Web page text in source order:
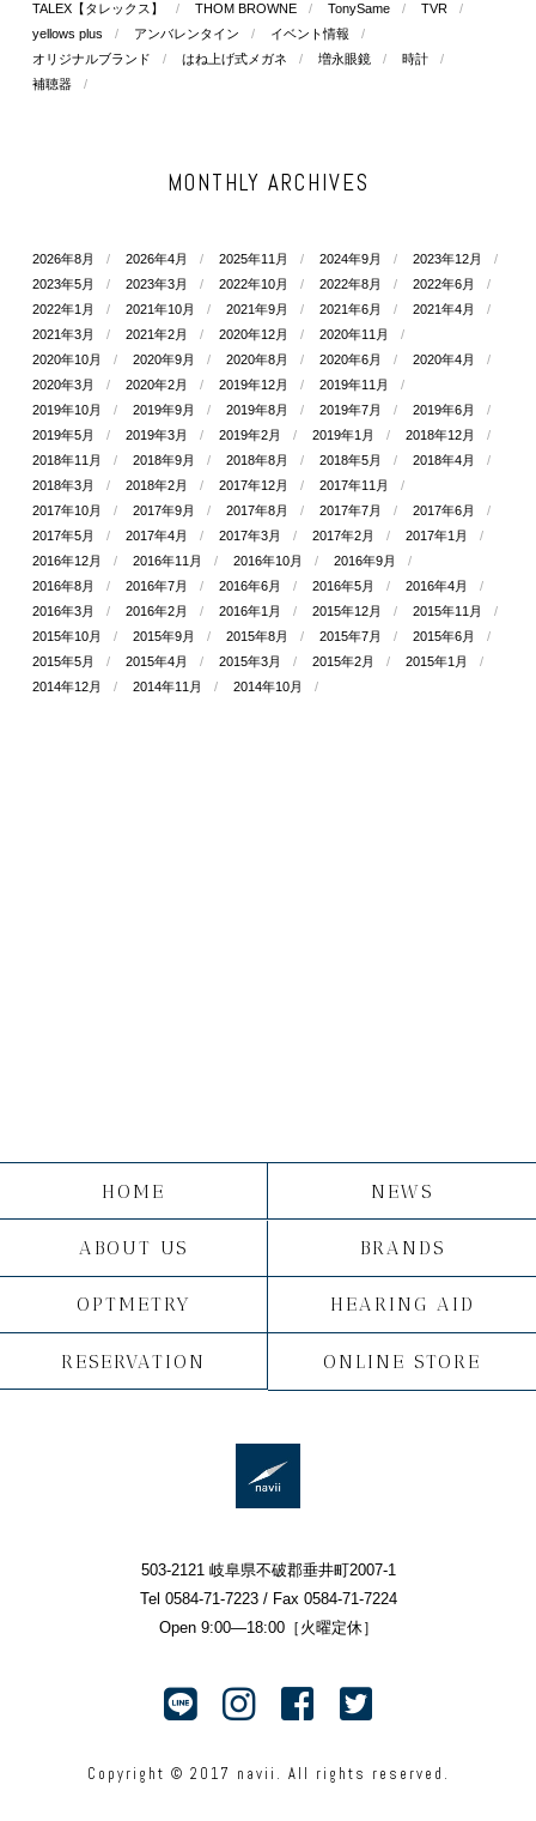
TALEX【タレックス】
THOM BROWNE TonySame
TVR
yellows plus
アンバレンタイン
イベント情報
オリジナルブランド
はね上げ式メガネ 増永眼鏡
時計
補聴器
MONTHLY ARCHIVES
2026年8月 2026年4月 2025年11月 2024年9月
2023年12月
2023年5月
2023年3月 2022年10月 2022年8月
2022年6月
2022年1月
2021年10月 2021年9月 2021年6月
2021年4月
2021年3月
2021年2月 2020年12月
2020年11月
2020年10月
2020年9月 2020年8月 2020年6月
2020年4月
2020年3月
2020年2月 2019年12月
2019年11月
2019年10月
2019年9月 2019年8月 2019年7月
2019年6月
2019年5月
2019年3月 2019年2月 2019年1月
2018年12月
2018年11月
2018年9月 2018年8月 2018年5月
2018年4月
2018年3月
2018年2月 2017年12月
2017年11月
2017年10月
2017年9月 2017年8月 2017年7月
2017年6月
2017年5月
2017年4月 2017年3月 2017年2月
2017年1月
2016年12月
2016年11月 2016年10月
2016年9月
2016年8月
2016年7月 2016年6月 2016年5月
2016年4月
2016年3月
2016年2月 2016年1月 2015年12月
2015年11月
2015年10月
2015年9月 2015年8月 2015年7月
2015年6月
2015年5月
2015年4月 2015年3月 2015年2月
2015年1月
2014年12月
2014年11月 2014年10月
HOME NEWS
ABOUT US BRANDS
OPTMETRY HEARING AID
RESERVATION ONLINE STORE
503-2121 岐阜県不破郡垂井町2007-1
Tel 0584-71-7223 / Fax 0584-71-7224
Open 9:00—18:00［火曜定休］
Copyright © 2017 navii. All rights reserved.